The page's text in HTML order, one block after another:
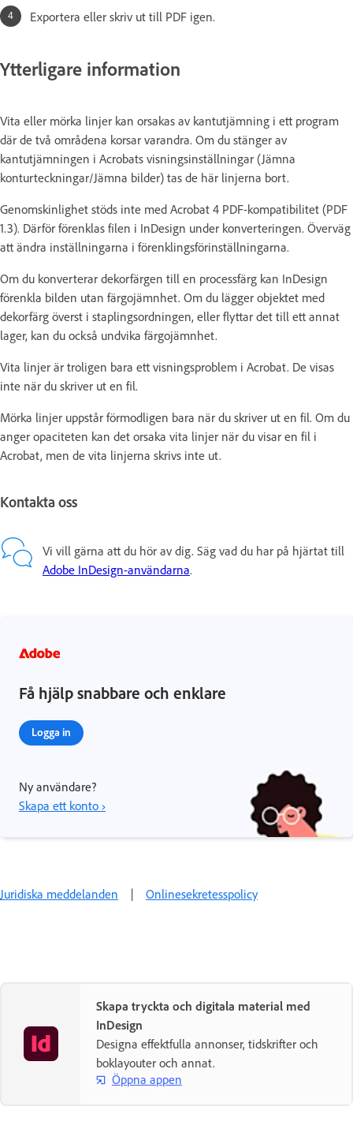
Exportera eller skriv ut till PDF igen.
Ytterligare information
Vita eller mörka linjer kan orsakas av kantutjämning i ett program
där de två områdena korsar varandra. Om du stänger av
kantutjämningen i Acrobats visningsinställningar (Jämna
konturteckningar/Jämna bilder) tas de här linjerna bort.
Genomskinlighet stöds inte med Acrobat 4 PDF-kompatibilitet (PDF
1.3). Därför förenklas filen i InDesign under konverteringen. Överväg
att ändra inställningarna i förenklingsförinställningarna.
Om du konverterar dekorfärgen till en processfärg kan InDesign
förenkla bilden utan färgojämnhet. Om du lägger objektet med
dekorfärg överst i staplingsordningen, eller flyttar det till ett annat
lager, kan du också undvika färgojämnhet.
Vita linjer är troligen bara ett visningsproblem i Acrobat. De visas
inte när du skriver ut en fil.
Mörka linjer uppstår förmodligen bara när du skriver ut en fil. Om du
anger opaciteten kan det orsaka vita linjer när du visar en fil i
Acrobat, men de vita linjerna skrivs inte ut.
Kontakta oss
Vi vill gärna att du hör av dig. Säg vad du har på hjärtat till
Adobe InDesign-användarna.
Få hjälp snabbare och enklare
Logga in
Ny användare?
Skapa ett konto ›
Juridiska meddelanden | Onlinesekretesspolicy
Skapa tryckta och digitala material med
InDesign
Designa effektfulla annonser, tidskrifter och
boklayouter och annat.
Öppna appen